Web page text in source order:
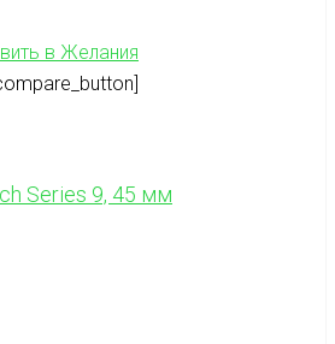
в Желания
Series 9, 45 мм